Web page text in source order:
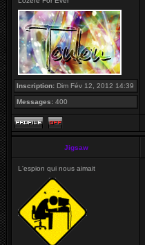
Inscription: Dim Fév 12, 2012 14:39
Messages: 400
Jigsaw
L'espion qui nous aimait